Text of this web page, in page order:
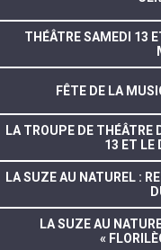
THÉÂTRE SAMEDI 13
FÊTE DE LA
LA TROUPE DE THÉÂTRE
13 ET LE
LA SUZE AU NATUREL :
LA SUZE AU
«